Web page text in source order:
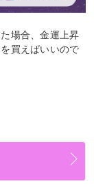
場合、金運上昇
買えばいいので